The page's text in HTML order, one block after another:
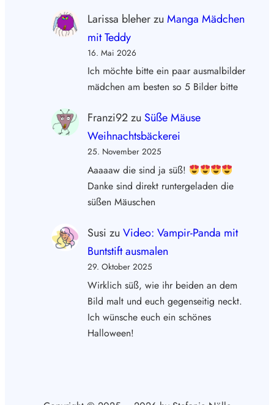
Larissa bleherzu Manga Mädchen
mit Teddy
16. Mai 2026
Ich möchte bitte ein paar ausmalbilder
mädchen am besten so 5 Bilder bitte
Franzi92zu Süße Mäuse
Weihnachtsbäckerei
25. November 2025
Aaaaaw die sind ja süß!
Danke sind direkt runtergeladen die
süßen Mäuschen
Susi zu Video: Vampir-Panda mit
Buntstift ausmalen
29. Oktober 2025
Wirklich süß, wie ihr beiden an dem
Bild malt und euch gegenseitig neckt.
Ich wünsche euch ein schönes
Halloween!